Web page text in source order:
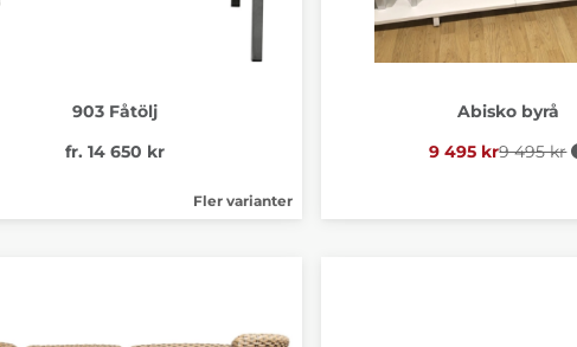
903 Fåtölj
fr. 14 650 kr
Fler varianter
Abisko byrå
9 495 kr9 495 kr